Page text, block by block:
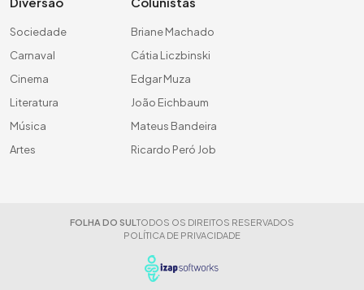
Sociedade
Carnaval
Cinema
Literatura
Música
Artes
Briane Machado
Cátia Liczbinski
Edgar Muza
João Eichbaum
Mateus Bandeira
Ricardo Peró Job
FOLHA DO SUL TODOS OS DIREITOS RESERVADOS
POLÍTICA DE PRIVACIDADE